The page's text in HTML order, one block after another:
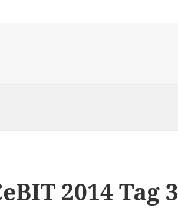
Show: CeBIT 2014 Tag 4
2014 Tag 3